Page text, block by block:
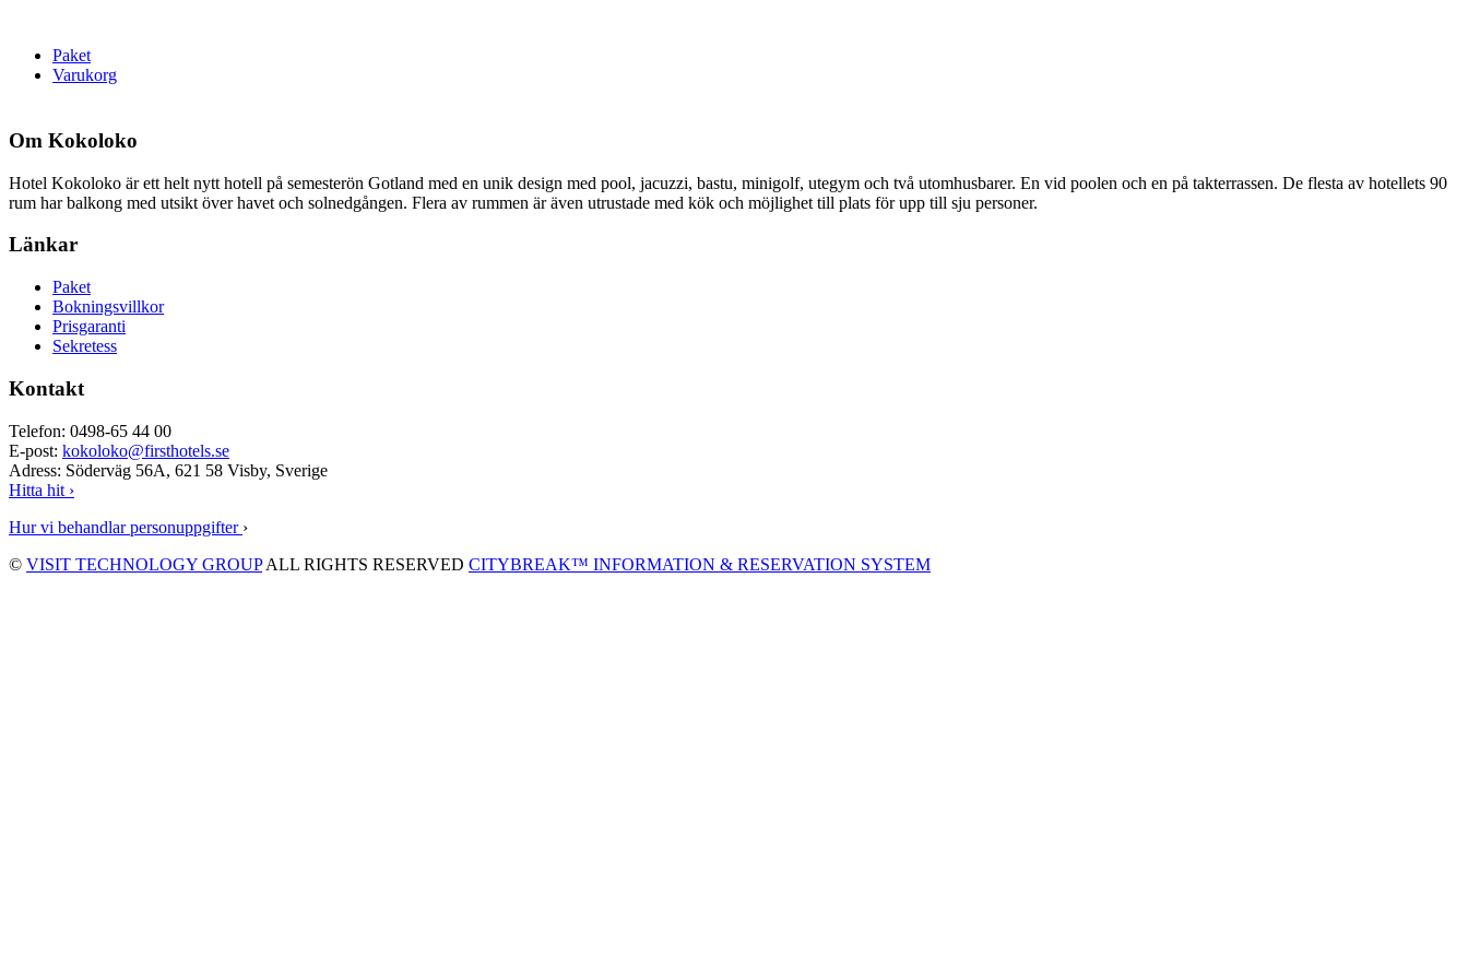
Paket
Varukorg
Om Kokoloko
Hotel Kokoloko är ett helt nytt hotell på semesterön Gotland med en unik design med pool, jacuzzi, bastu, minigolf, utegym och två utomhusbarer. En vid poolen och en på takterrassen. De flesta av hotellets 90
rum har balkong med utsikt över havet och solnedgången. Flera av rummen är även utrustade med kök och möjlighet till plats för upp till sju personer.
Länkar
Paket
Bokningsvillkor
Prisgaranti
Sekretess
Kontakt
Telefon: 0498-65 44 00
E-post: kokoloko@firsthotels.se
Adress: Söderväg 56A, 621 58 Visby, Sverige
Hitta hit ›
Hur vi behandlar personuppgifter ›
© VISIT TECHNOLOGY GROUPALL RIGHTS RESERVED CITYBREAK™ INFORMATION & RESERVATION SYSTEM